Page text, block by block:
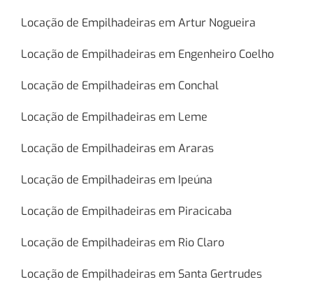
Locação de Empilhadeiras em Artur Nogueira
Locação de Empilhadeiras em Engenheiro Coelho
Locação de Empilhadeiras em Conchal
Locação de Empilhadeiras em Leme
Locação de Empilhadeiras em Araras
Locação de Empilhadeiras em Ipeúna
Locação de Empilhadeiras em Piracicaba
Locação de Empilhadeiras em Rio Claro
Locação de Empilhadeiras em Santa Gertrudes